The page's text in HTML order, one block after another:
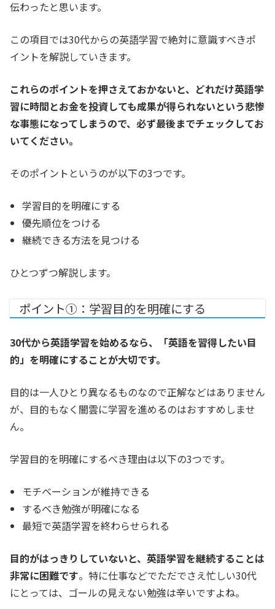
伝わったと思います。
この項目では30代からの英語学習で絶対に意識すべきポ
イントを解説していきます。
これらのポイントを押さえておかないと、どれだけ英語学
習に時間とお金を投資しても成果が得られないという悲惨
な事態になってしまうので、必ず最後までチェックしてお
いてください。
そのポイントというのが以下の3つです。
学習目的を明確にする
優先順位をつける
継続できる方法を見つける
ひとつずつ解説します。
ポイント①：学習目的を明確にする
30代から英語学習を始めるなら、「英語を習得したい目
的」を明確にすることが大切です。
目的は一人ひとり異なるものなので正解などはありません
が、目的もなく闇雲に学習を進めるのはおすすめしませ
ん。
学習目的を明確にするべき理由は以下の3つです。
モチベーションが維持できる
するべき勉強が明確になる
最短で英語学習を終わらせられる
目的がはっきりしていないと、英語学習を継続することは
非常に困難です。 特に仕事などでただでさえ忙しい30代
にとっては、ゴールの見えない勉強は辛いですよね。